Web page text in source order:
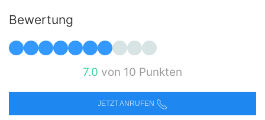
Bewertung
7.0 von 10 Punkten
JETZT ANRUFEN